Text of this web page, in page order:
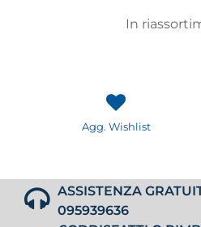
In
Agg. Wishlist
ASSISTENZA
095939636